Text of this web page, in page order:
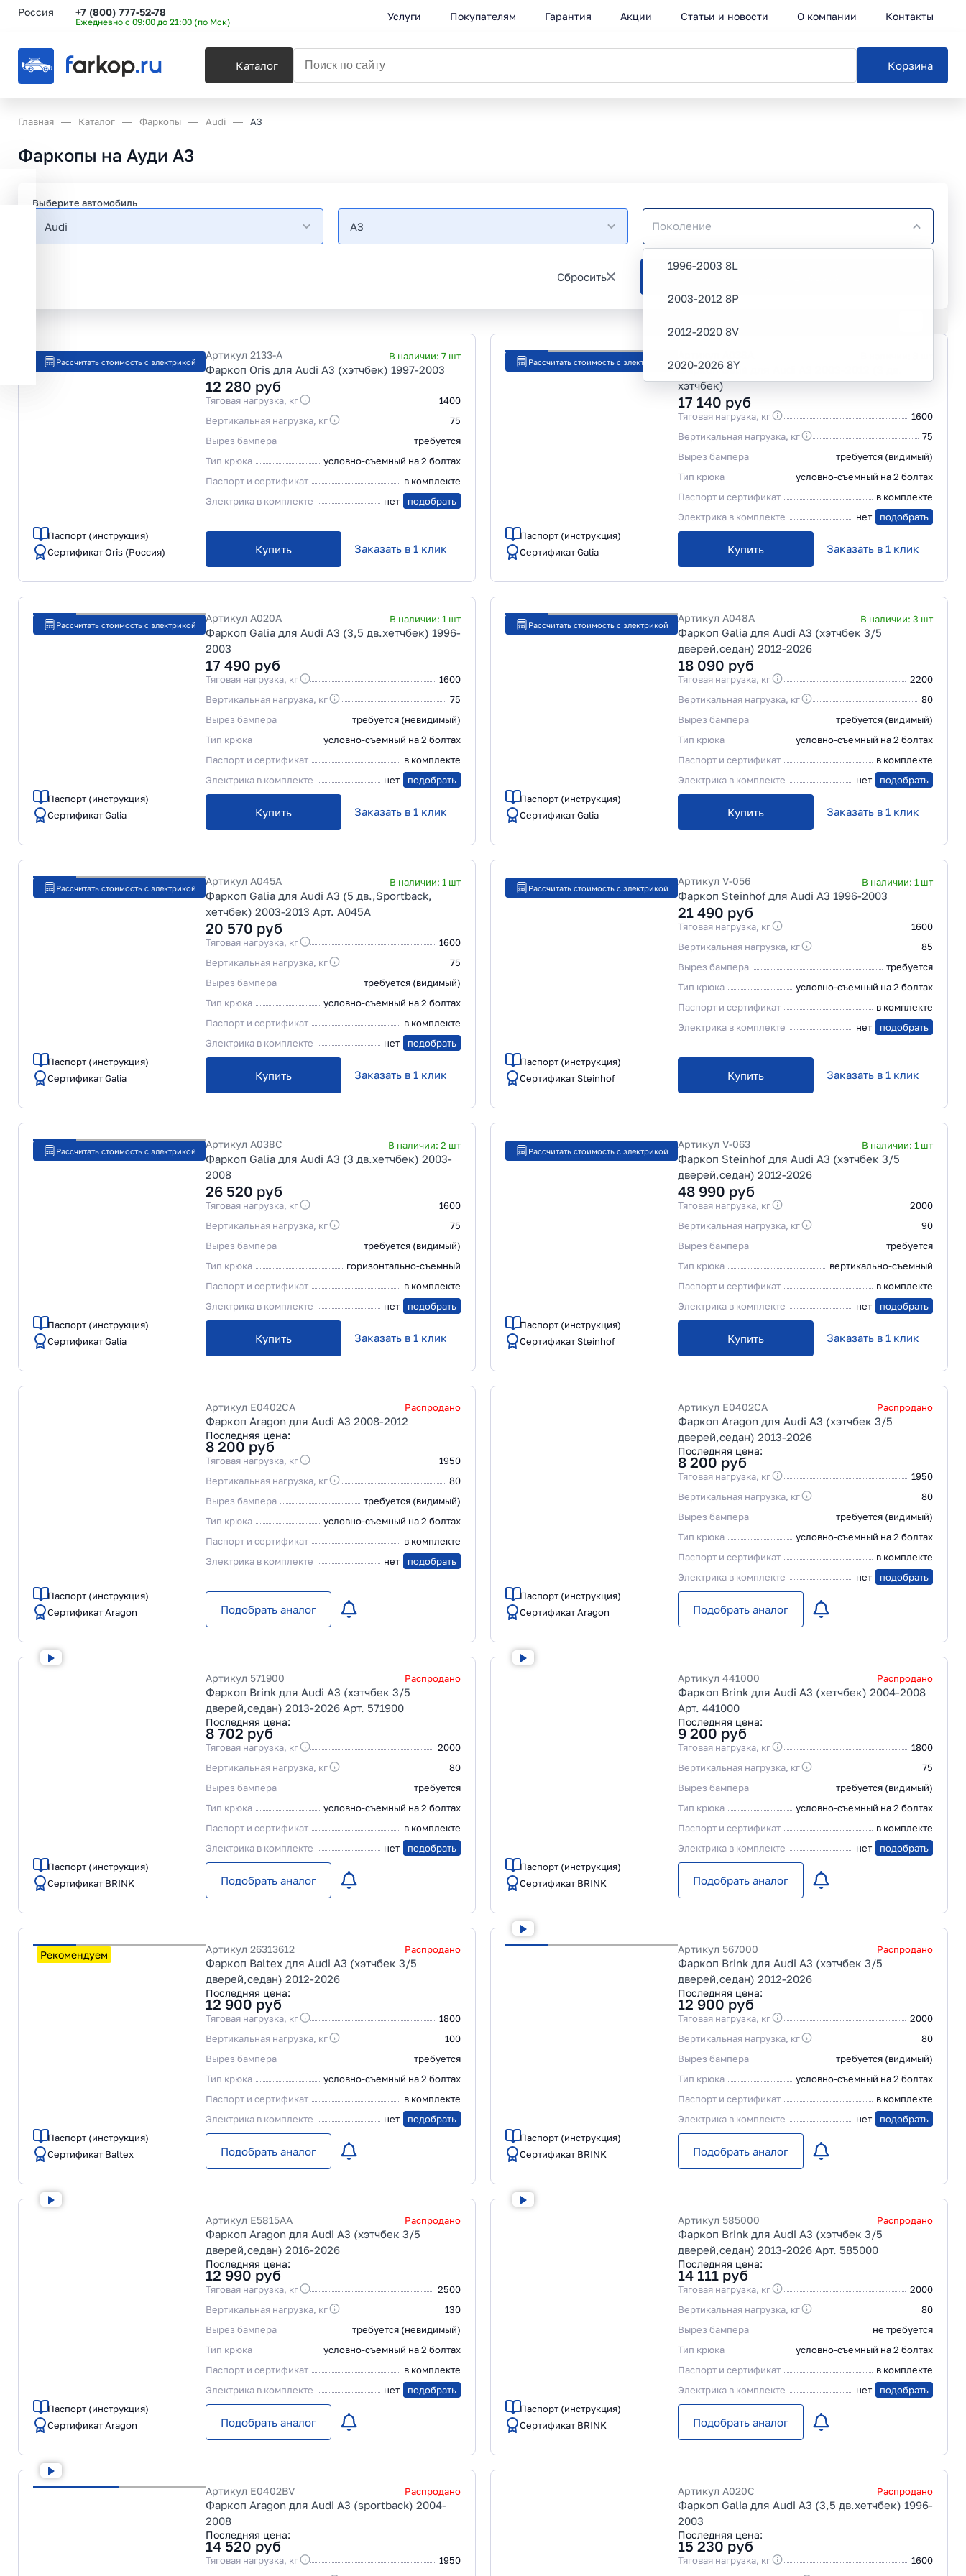
Россия +7 (800) 777-52-78
Ежедневно с 09:00 до 21:00 (по Мск) Услуги Покупателям Гарантия Акции Статьи и новости О компании Контакты
Каталог Корзина
Главная Каталог Фаркопы Audi A3
Фаркопы на Ауди А3
Выберите автомобиль
Audi A3
1996-2003 8L
2003-2012 8P
2012-2020 8V
2020-2026 8Y
Сбросить
Рассчитать стоимость с электрикой
Паспорт (инструкция)
Сертификат Oris (Россия)
Артикул 2133-A В наличии: 7 шт
Фаркоп Oris для Audi A3 (хэтчбек) 1997-2003
12 280 руб
Тяговая нагрузка, кг
1400
Вертикальная нагрузка, кг
75
Вырез бампера
требуется
Тип крюка
условно-съемный на 2 болтах
Паспорт и сертификат
в комплекте
Электрика в комплекте
нет подобрать
Купить Заказать в 1 клик
Рассчитать стоимость с электрикой
Паспорт (инструкция)
Сертификат Galia
Фаркоп Galia для Audi A3 2003-2012 (3 дв.
хэтчбек)
17 140 руб
Тяговая нагрузка, кг
1600
Вертикальная нагрузка, кг
75
Вырез бампера
требуется (видимый)
Тип крюка
условно-съемный на 2 болтах
Паспорт и сертификат
в комплекте
Электрика в комплекте
нет подобрать
Купить Заказать в 1 клик
Рассчитать стоимость с электрикой
Паспорт (инструкция)
Сертификат Galia
Артикул A020A В наличии: 1 шт
Фаркоп Galia для Audi A3 (3,5 дв.хетчбек) 1996-
2003
17 490 руб
Тяговая нагрузка, кг
1600
Вертикальная нагрузка, кг
75
Вырез бампера
требуется (невидимый)
Тип крюка
условно-съемный на 2 болтах
Паспорт и сертификат
в комплекте
Электрика в комплекте
нет подобрать
Купить Заказать в 1 клик
Рассчитать стоимость с электрикой
Паспорт (инструкция)
Сертификат Galia
Артикул A048A В наличии: 3 шт
Фаркоп Galia для Audi A3 (хэтчбек 3/5
дверей,седан) 2012-2026
18 090 руб
Тяговая нагрузка, кг
2200
Вертикальная нагрузка, кг
80
Вырез бампера
требуется (видимый)
Тип крюка
условно-съемный на 2 болтах
Паспорт и сертификат
в комплекте
Электрика в комплекте
нет подобрать
Купить Заказать в 1 клик
Рассчитать стоимость с электрикой
Паспорт (инструкция)
Сертификат Galia
Артикул A045A В наличии: 1 шт
Фаркоп Galia для Audi A3 (5 дв.,Sportback,
хетчбек) 2003-2013 Арт. A045A
20 570 руб
Тяговая нагрузка, кг
1600
Вертикальная нагрузка, кг
75
Вырез бампера
требуется (видимый)
Тип крюка
условно-съемный на 2 болтах
Паспорт и сертификат
в комплекте
Электрика в комплекте
нет подобрать
Купить Заказать в 1 клик
Рассчитать стоимость с электрикой
Паспорт (инструкция)
Сертификат Steinhof
Артикул V-056 В наличии: 1 шт
Фаркоп Steinhof для Audi A3 1996-2003
21 490 руб
Тяговая нагрузка, кг
1600
Вертикальная нагрузка, кг
85
Вырез бампера
требуется
Тип крюка
условно-съемный на 2 болтах
Паспорт и сертификат
в комплекте
Электрика в комплекте
нет подобрать
Купить Заказать в 1 клик
Рассчитать стоимость с электрикой
Паспорт (инструкция)
Сертификат Galia
Артикул A038C В наличии: 2 шт
Фаркоп Galia для Audi A3 (3 дв.хетчбек) 2003-
2008
26 520 руб
Тяговая нагрузка, кг
1600
Вертикальная нагрузка, кг
75
Вырез бампера
требуется (видимый)
Тип крюка
горизонтально-съемный
Паспорт и сертификат
в комплекте
Электрика в комплекте
нет подобрать
Купить Заказать в 1 клик
Рассчитать стоимость с электрикой
Паспорт (инструкция)
Сертификат Steinhof
Артикул V-063 В наличии: 1 шт
Фаркоп Steinhof для Audi A3 (хэтчбек 3/5
дверей,седан) 2012-2026
48 990 руб
Тяговая нагрузка, кг
2000
Вертикальная нагрузка, кг
90
Вырез бампера
требуется
Тип крюка
вертикально-съемный
Паспорт и сертификат
в комплекте
Электрика в комплекте
нет подобрать
Купить Заказать в 1 клик
Паспорт (инструкция)
Сертификат Aragon
Артикул E0402CA Распродано
Фаркоп Aragon для Audi A3 2008-2012
Последняя цена:
8 200 руб
Тяговая нагрузка, кг
1950
Вертикальная нагрузка, кг
80
Вырез бампера
требуется (видимый)
Тип крюка
условно-съемный на 2 болтах
Паспорт и сертификат
в комплекте
Электрика в комплекте
нет подобрать
Подобрать аналог
Паспорт (инструкция)
Сертификат Aragon
Артикул E0402CA Распродано
Фаркоп Aragon для Audi A3 (хэтчбек 3/5
дверей,седан) 2013-2026
Последняя цена:
8 200 руб
Тяговая нагрузка, кг
1950
Вертикальная нагрузка, кг
80
Вырез бампера
требуется (видимый)
Тип крюка
условно-съемный на 2 болтах
Паспорт и сертификат
в комплекте
Электрика в комплекте
нет подобрать
Подобрать аналог
Паспорт (инструкция)
Сертификат BRINK
Артикул 571900 Распродано
Фаркоп Brink для Audi A3 (хэтчбек 3/5
дверей,седан) 2013-2026 Арт. 571900
Последняя цена:
8 702 руб
Тяговая нагрузка, кг
2000
Вертикальная нагрузка, кг
80
Вырез бампера
требуется
Тип крюка
условно-съемный на 2 болтах
Паспорт и сертификат
в комплекте
Электрика в комплекте
нет подобрать
Подобрать аналог
Паспорт (инструкция)
Сертификат BRINK
Артикул 441000 Распродано
Фаркоп Brink для Audi A3 (хетчбек) 2004-2008
Арт. 441000
Последняя цена:
9 200 руб
Тяговая нагрузка, кг
1800
Вертикальная нагрузка, кг
75
Вырез бампера
требуется (видимый)
Тип крюка
условно-съемный на 2 болтах
Паспорт и сертификат
в комплекте
Электрика в комплекте
нет подобрать
Подобрать аналог
Рекомендуем
Паспорт (инструкция)
Сертификат Baltex
Артикул 26313612 Распродано
Фаркоп Baltex для Audi A3 (хэтчбек 3/5
дверей,седан) 2012-2026
Последняя цена:
12 900 руб
Тяговая нагрузка, кг
1800
Вертикальная нагрузка, кг
100
Вырез бампера
требуется
Тип крюка
условно-съемный на 2 болтах
Паспорт и сертификат
в комплекте
Электрика в комплекте
нет подобрать
Подобрать аналог
Паспорт (инструкция)
Сертификат BRINK
Артикул 567000 Распродано
Фаркоп Brink для Audi A3 (хэтчбек 3/5
дверей,седан) 2012-2026
Последняя цена:
12 900 руб
Тяговая нагрузка, кг
2000
Вертикальная нагрузка, кг
80
Вырез бампера
требуется (видимый)
Тип крюка
условно-съемный на 2 болтах
Паспорт и сертификат
в комплекте
Электрика в комплекте
нет подобрать
Подобрать аналог
Паспорт (инструкция)
Сертификат Aragon
Артикул E5815AA Распродано
Фаркоп Aragon для Audi A3 (хэтчбек 3/5
дверей,седан) 2016-2026
Последняя цена:
12 990 руб
Тяговая нагрузка, кг
2500
Вертикальная нагрузка, кг
130
Вырез бампера
требуется (невидимый)
Тип крюка
условно-съемный на 2 болтах
Паспорт и сертификат
в комплекте
Электрика в комплекте
нет подобрать
Подобрать аналог
Паспорт (инструкция)
Сертификат BRINK
Артикул 585000 Распродано
Фаркоп Brink для Audi A3 (хэтчбек 3/5
дверей,седан) 2013-2026 Арт. 585000
Последняя цена:
14 111 руб
Тяговая нагрузка, кг
2000
Вертикальная нагрузка, кг
80
Вырез бампера
не требуется
Тип крюка
условно-съемный на 2 болтах
Паспорт и сертификат
в комплекте
Электрика в комплекте
нет подобрать
Подобрать аналог
Артикул E0402BV Распродано
Фаркоп Aragon для Audi A3 (sportback) 2004-
2008
Последняя цена:
14 520 руб
Тяговая нагрузка, кг
1950
Артикул A020C Распродано
Фаркоп Galia для Audi A3 (3,5 дв.хетчбек) 1996-
2003
Последняя цена:
15 230 руб
Тяговая нагрузка, кг
1600